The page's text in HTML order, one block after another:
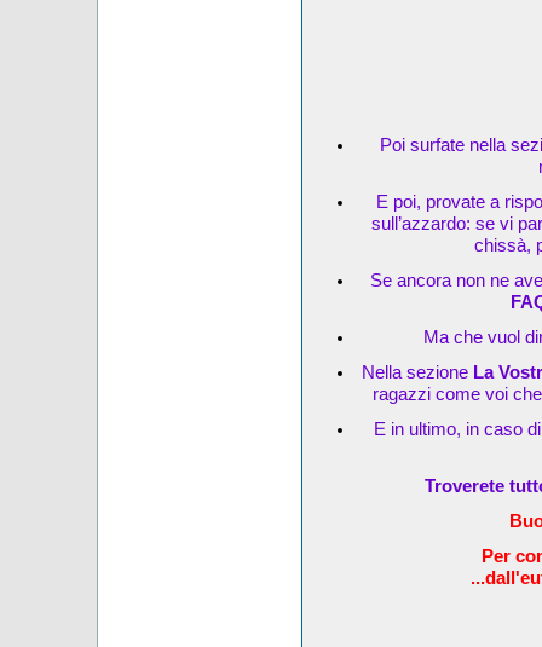
Poi surfate nella
E poi, provate a
sull’azzardo: se vi
chissà,
Se ancora non ne
Ma che vuol
Nella sezioneLa
ragazzi come voi
E in ultimo, in caso
Troverete
Per